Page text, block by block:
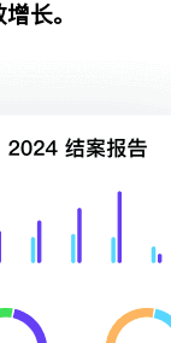
长。